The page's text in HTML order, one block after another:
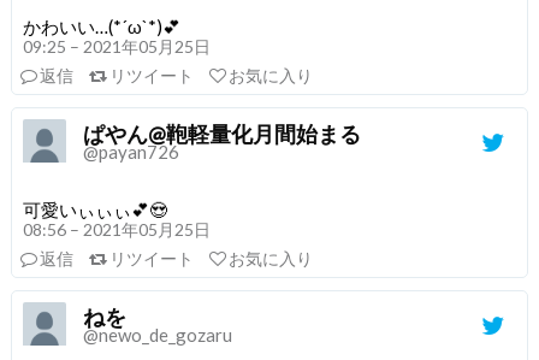
かわいい…(*´ω`*)💕
09:25 – 2021年05月25日
返信
リツイート お気に入り
ぱやん@鞄軽量化月間始まる
@payan726
可愛いぃぃぃ💕😍
08:56 – 2021年05月25日
返信
リツイート お気に入り
ねを
@newo_de_gozaru